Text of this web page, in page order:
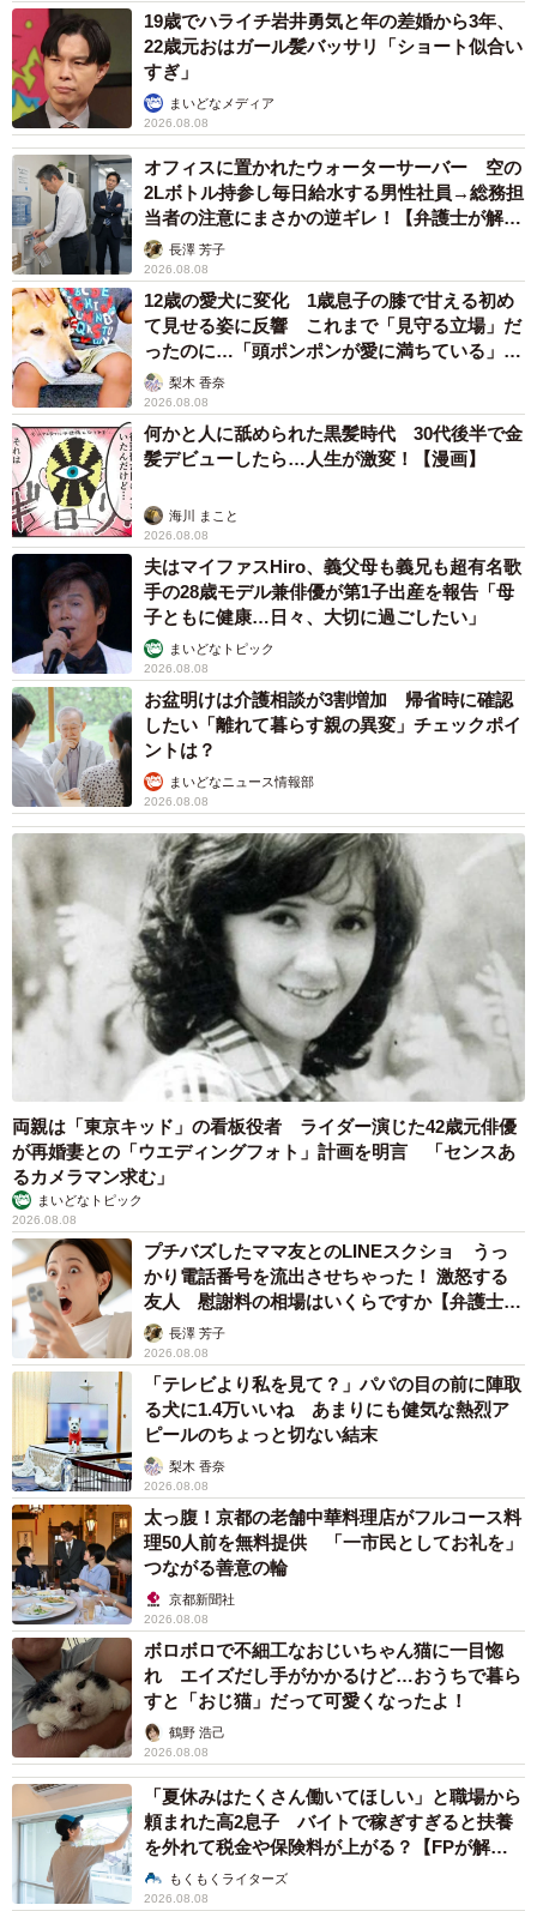
7/11
アフター写真：プロ撮影の"アー写" ／神宮寺さん（@jisyo_jinguji）提供
同じ人物、同じ服、同じ自宅での撮影にもかかわらず、そ
の差は歴然でした。プロの手によるアフター写真では、顔
に当てる光の角度を工夫することで鼻筋やフェイスライン
に立体的な陰影が生まれ、わずかに視線を外したポーズと
背景のボケが加わることで、一般男性が一気に「何かをや
っていそうな人」に変貌しています。
「撮影当日は撮られる側の難しさを実感した」と振り返
る、神宮寺さん。
「撮られる人間としての自分の意識の低さを思い知りまし
た。グラビアアイドルさんへの尊敬の念がさらに大きくな
りましたね」
8/11
撮影中は、撮られる側の難しさを実感／神宮寺さん（@jisyo_jinguji）提
供
完成した写真を見た時の感想については、「よくわからな
いが、確実に"何か"をやっていそうな雰囲気が出ている」と
投稿内で綴っていた神宮寺さん。
「出来上がった写真を初めて見た時は、『めっちゃええや
ん』と思いました。今の自分がまさに『何かをやっていそ
うだが、その"何か"が分からない人間』なので、その雰囲気
の通りになったと思います。他にも、本来の自分のキャラ
クターに合ったテイストのアー写も撮ってもらいました。
いわゆる『賑やかし系』でしょうか…言わせないでくださ
い（笑）」
19歳でハライチ岩井勇気と年の差婚から3年、
22歳元おはガール髪バッサリ「ショート似合い
すぎ」
まいどなメディア
2026.08.08
オフィスに置かれたウォーターサーバー 空の
2Lボトル持参し毎日給水する男性社員→総務担
当者の注意にまさかの逆ギレ！【弁護士が解
説】長澤 芳子
2026.08.08
12歳の愛犬に変化 1歳息子の膝で甘える初め
て見せる姿に反響 これまで「見守る立場」だ
ったのに…「頭ポンポンが愛に満ちている」
「尊…」
梨木 香奈
2026.08.08
何かと人に舐められた黒髪時代 30代後半で金
髪デビューしたら…人生が激変！【漫画】
海川 まこと
2026.08.08
夫はマイファスHiro、義父母も義兄も超有名歌
手の28歳モデル兼俳優が第1子出産を報告「母
子ともに健康…日々、大切に過ごしたい」
まいどなトピック
2026.08.08
お盆明けは介護相談が3割増加 帰省時に確認
したい「離れて暮らす親の異変」チェックポイ
ントは？
まいどなニュース情報部
2026.08.08
両親は「東京キッド」の看板役者 ライダー演じた42歳元俳優
が再婚妻との「ウエディングフォト」計画を明言 「センスあ
るカメラマン求む」
まいどなトピック
2026.08.08
プチバズしたママ友とのLINEスクショ うっ
かり電話番号を流出させちゃった！ 激怒する
友人 慰謝料の相場はいくらですか【弁護士が
解説】長澤 芳子
2026.08.08
「テレビより私を見て？」パパの目の前に陣取
る犬に1.4万いいね あまりにも健気な熱烈ア
ピールのちょっと切ない結末
梨木 香奈
2026.08.08
太っ腹！京都の老舗中華料理店がフルコース料
理50人前を無料提供 「一市民としてお礼を」
つながる善意の輪
京都新聞社
2026.08.08
ボロボロで不細工なおじいちゃん猫に一目惚
れ エイズだし手がかかるけど…おうちで暮ら
すと「おじ猫」だって可愛くなったよ！
鶴野 浩己
2026.08.08
「夏休みはたくさん働いてほしい」と職場から
頼まれた高2息子 バイトで稼ぎすぎると扶養
を外れて税金や保険料が上がる？【FPが解
説】もくもくライターズ
2026.08.08